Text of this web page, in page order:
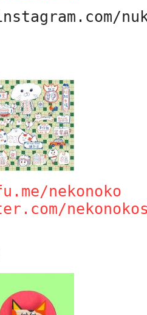
nekonoko